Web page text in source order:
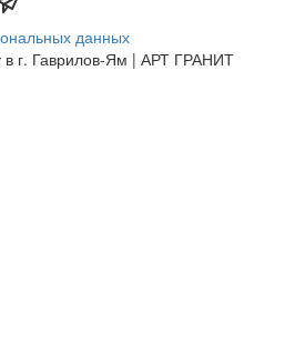
данных
г. Гаврилов-Ям | АРТ ГРАНИТ